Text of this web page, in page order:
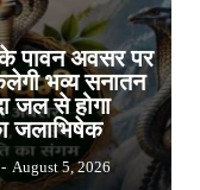
पावन अवसर पर
भव्य सनातन
जल से होगा
जलाभिषेक
- August 5, 2026